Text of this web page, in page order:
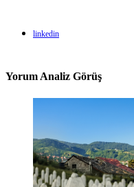
linkedin
Yorum Analiz Görüş